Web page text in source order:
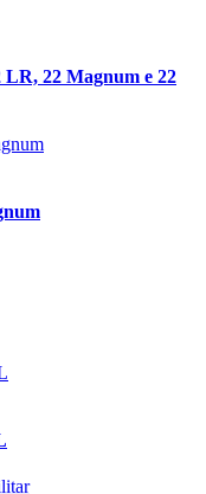
22 Magnum e 22